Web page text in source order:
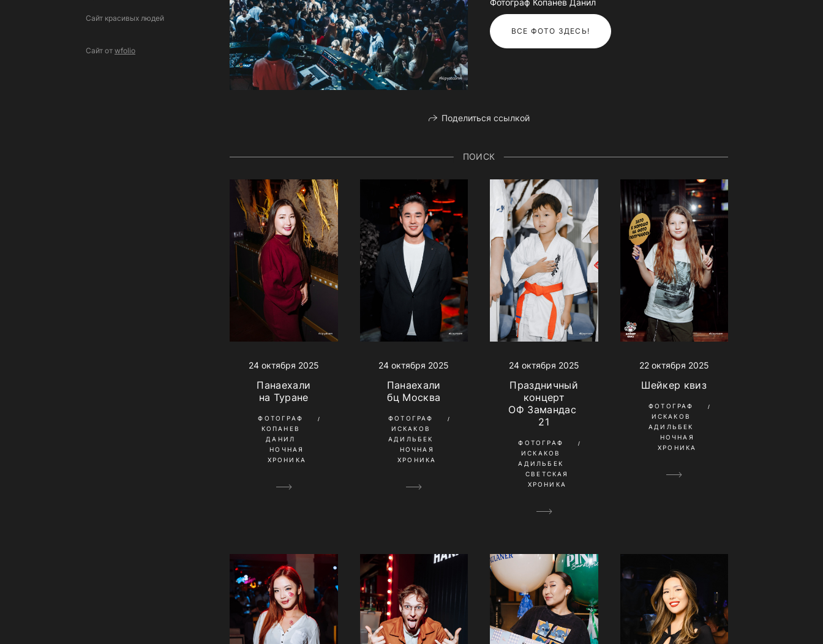
Сайт красивых людей
Сайт от wfolio
ВСЕ ФОТО ЗДЕСЬ!
Поделиться ссылкой
ПОИСК
24 октября 2025
Панаехали
на Туране
ФОТОГРАФ
КОПАНЕВ
ДАНИЛ
НОЧНАЯ
ХРОНИКА
24 октября 2025
Панаехали
бц Москва
ФОТОГРАФ
ИСКАКОВ
АДИЛЬБЕК
НОЧНАЯ
ХРОНИКА
24 октября 2025
Праздничный
концерт
ОФ Замандас
21
ФОТОГРАФ
ИСКАКОВ
АДИЛЬБЕК
СВЕТСКАЯ
ХРОНИКА
22 октября 2025
Шейкер квиз
ФОТОГРАФ
ИСКАКОВ
АДИЛЬБЕК
НОЧНАЯ
ХРОНИКА